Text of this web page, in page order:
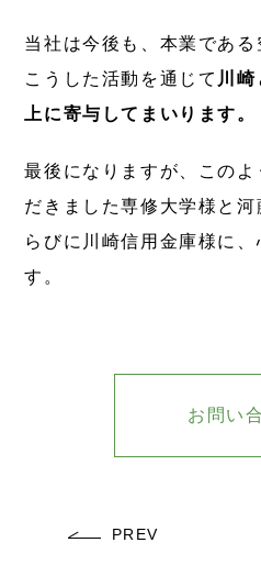
当社は今後も、本業である
こうした活動を通じて 川
上に寄与してまいります。
最後になりますが、この
だきました専修大学様と
らびに川崎信用金庫様に、
す。
お問い
PREV